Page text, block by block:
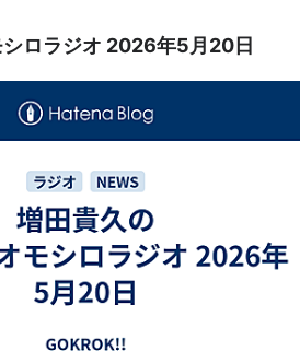
ロラジオ 2026年5月20日